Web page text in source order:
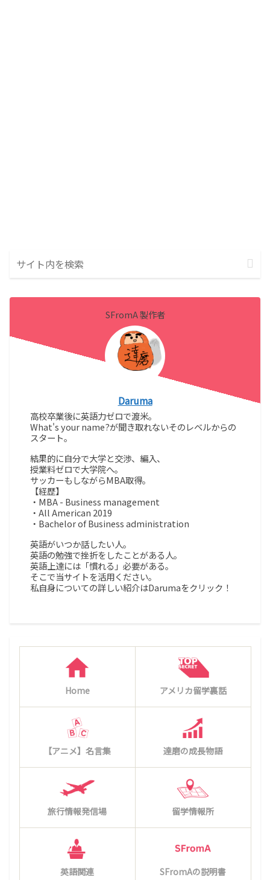
SFromA 製作者
Daruma
高校卒業後に英語力ゼロで渡米。
What's your name?が聞き取れないそのレベルからの
スタート。
結果的に自分で大学と交渉、編入、
授業料ゼロで大学院へ。
サッカーもしながらMBA取得。
【経歴】
・MBA - Business management
・All American 2019
・Bachelor of Business administration
英語がいつか話したい人。
英語の勉強で挫折をしたことがある人。
英語上達には「慣れる」必要がある。
そこで当サイトを活用ください。
私自身についての詳しい紹介はDarumaをクリック！
Home アメリカ留学裏話
【アニメ】名言集 達磨の成長物語
旅行情報発信場 留学情報所
英語関連 SFromAの説明書